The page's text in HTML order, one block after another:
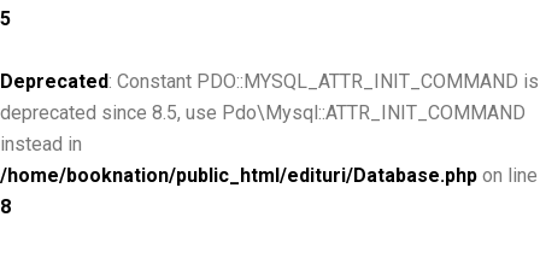
5
Deprecated: Constant PDO::MYSQL_ATTR_INIT_COMMAND is
deprecated since 8.5, use Pdo\Mysql::ATTR_INIT_COMMAND
instead in
/home/booknation/public_html/edituri/Database.php on line
8